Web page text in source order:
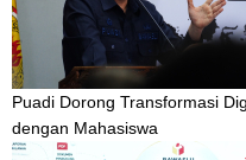
Puadi Dorong Transformasi
dengan Mahasiswa